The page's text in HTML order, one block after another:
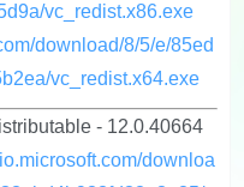
vc_redist.x86.exe
download/8/5/e/85ed
vc_redist.x64.exe
- 12.0.40664
downloa